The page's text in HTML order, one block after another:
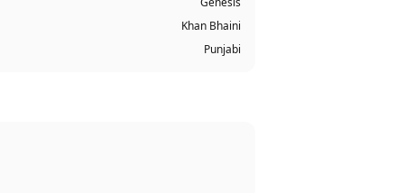
Khan Bhaini
Punjabi